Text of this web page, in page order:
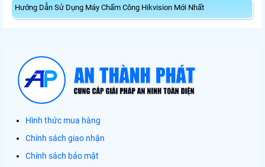
Hướng Dẫn Sử Dụng Máy Chấm Công Hikvision Mới Nhất
Hình thức mua hàng
Chính sách giao nhận
Chính sách bảo mật